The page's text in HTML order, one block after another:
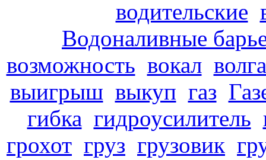
водительские
Водоналивные
возможность вокал волга
выигрыш выкуп газ
гибка гидроусилитель
грохот груз грузовик